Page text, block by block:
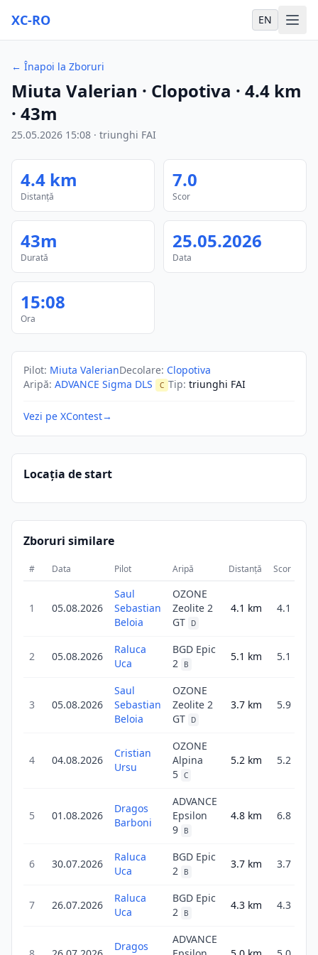
XC-RO EN
← Înapoi la Zboruri
Miuta Valerian · Clopotiva · 4.4 km
· 43m
25.05.2026 15:08 · triunghi FAI
4.4 km
Distanță
7.0
Scor
43m
Durată
25.05.2026
Data
15:08
Ora
Pilot: Miuta ValerianDecolare: Clopotiva
Aripă: ADVANCE Sigma DLS C Tip: triunghi FAI
Vezi pe XContest→
Locația de start
Zboruri similare
# Data Pilot Aripă Distanță Scor
1 05.08.2026
Saul
Sebastian
Beloia
OZONE
Zeolite 2
GT
D
4.1 km 4.1
2 05.08.2026
Raluca
Uca
BGD Epic
2
B
5.1 km 5.1
3 05.08.2026
Saul
Sebastian
Beloia
OZONE
Zeolite 2
GT
D
3.7 km 5.9
4 04.08.2026
Cristian
Ursu
OZONE
Alpina
5 C
5.2 km 5.2
5 01.08.2026
Dragos
Barboni
ADVANCE
Epsilon
9
B
4.8 km 6.8
6 30.07.2026
Raluca
Uca
BGD Epic
2
B
3.7 km 3.7
7 26.07.2026
Raluca
Uca
BGD Epic
2
B
4.3 km 4.3
Dragos
ADVANCE